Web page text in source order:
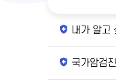
내가 알고
국가암검